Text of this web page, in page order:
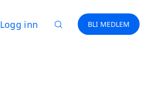
Logg inn BLI MEDLEM